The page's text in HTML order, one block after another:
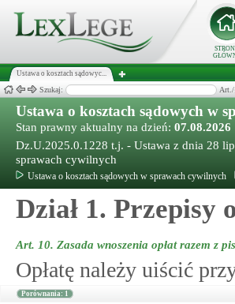
Ustawa o kosztach sądowyc...
Szukaj: Art./
Ustawa o kosztach sądowych w
Stan prawny aktualny na dzień: 07.08.2026
Dz.U.2025.0.1228 t.j. - Ustawa z dnia 28
sprawach cywilnych
Ustawa o kosztach sądowych w sprawach cywilnych
Dział 1. Przepisy
Art. 10. Zasada wnoszenia opłat razem z
Opłatę należy uiścić
Porównania: 1